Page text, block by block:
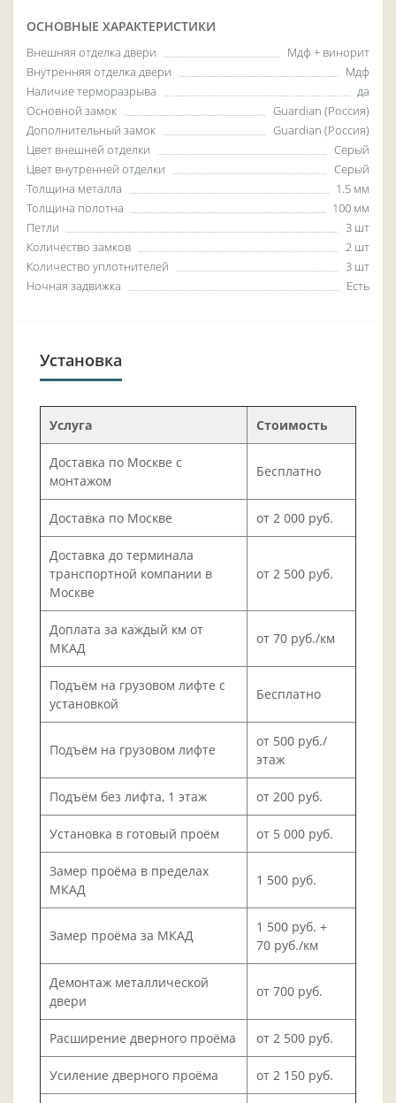
ОСНОВНЫЕ ХАРАКТЕРИСТИКИ
Внешняя отделка двери
Мдф + винорит
Внутренняя отделка двери
Мдф
Наличие терморазрыва
да
Основной замок
Guardian (Россия)
Дополнительный замок
Guardian (Россия)
Цвет внешней отделки
Серый
Цвет внутренней отделки
Серый
Толщина металла
1.5 мм
Толщина полотна
100 мм
Петли
3 шт
Количество замков
2 шт
Количество уплотнителей
3 шт
Ночная задвижка
Есть
Установка
Услуга Стоимость
Доставка по Москве с
монтажом
Бесплатно
Доставка по Москве от 2 000 руб.
Доставка до терминала
транспортной компании в
Москве
от 2 500 руб.
Доплата за каждый км от
МКАД
от 70 руб./км
Подъём на грузовом лифте с
установкой
Бесплатно
Подъём на грузовом лифте
от 500 руб./
этаж
Подъём без лифта, 1 этаж от 200 руб.
Установка в готовый проём от 5 000 руб.
Замер проёма в пределах
МКАД
1 500 руб.
Замер проёма за МКАД
1 500 руб. +
70 руб./км
Демонтаж металлической
двери
от 700 руб.
Расширение дверного проёма от 2 500 руб.
Усиление дверного проёма от 2 150 руб.